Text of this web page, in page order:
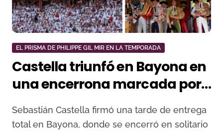
EL PRISMA DE PHILIPPE GIL MIR EN LA TEMPORADA
Castella triunfó en Bayona en
una encerrona marcada por
su rotundidad final
Sebastián Castella firmó una tarde de entrega
total en Bayona, donde se encerró en solitario